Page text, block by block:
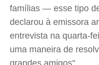
famílias — esse tipo
declarou à emissora
entrevista na quarta-
uma maneira de
grandes amigos".